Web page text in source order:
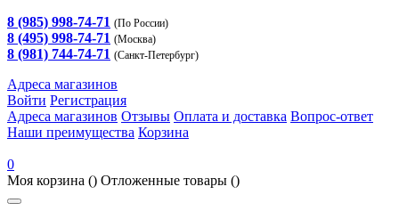
8 (985) 998-74-71 (По России)
8 (495) 998-74-71 (Москва)
8 (981) 744-74-71 (Санкт-Петербург)
Адреса магазинов
Войти Регистрация
Адреса магазинов Отзывы Оплата и доставка Вопрос-ответ
Наши преимущества Корзина
0
Моя корзина () Отложенные товары ()